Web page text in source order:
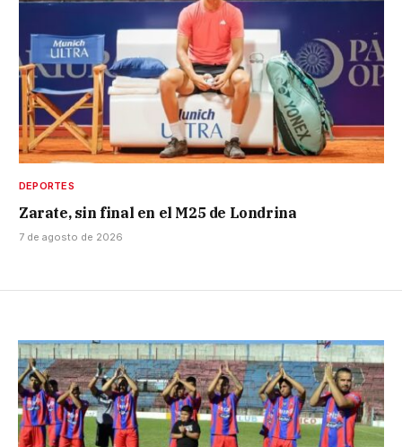
DEPORTES
Zarate, sin final en el M25 de Londrina
7 de agosto de 2026